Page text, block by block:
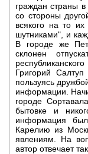
граждан страны
со стороны
всякого на то их
шутниками", и
В городе же
склонен
Григорий
пользуясь
информации.
городе
бытовке и
информация
Карелию из
явлениям. На
автор отвечает